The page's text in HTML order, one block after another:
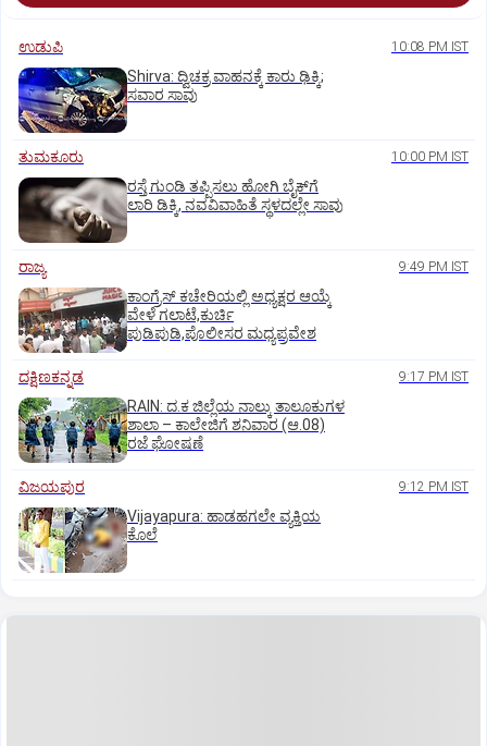
ಉಡುಪಿ 10:08 PM IST
Shirva: ದ್ವಿಚಕ್ರ ವಾಹನಕ್ಕೆ ಕಾರು ಢಿಕ್ಕಿ;
ಸವಾರ ಸಾವು
ತುಮಕೂರು 10:00 PM IST
ರಸ್ತೆ ಗುಂಡಿ ತಪ್ಪಿಸಲು ಹೋಗಿ ಬೈಕ್‌ಗೆ
ಲಾರಿ ಡಿಕ್ಕಿ, ನವವಿವಾಹಿತೆ ಸ್ಥಳದಲ್ಲೇ ಸಾವು
ರಾಜ್ಯ 9:49 PM IST
ಕಾಂಗ್ರೆಸ್ ಕಚೇರಿಯಲ್ಲಿ ಅಧ್ಯಕ್ಷರ ಆಯ್ಕೆ
ವೇಳೆ ಗಲಾಟೆ,ಕುರ್ಚಿ
ಪುಡಿಪುಡಿ,ಪೊಲೀಸರ ಮಧ್ಯಪ್ರವೇಶ
ದಕ್ಷಿಣಕನ್ನಡ 9:17 PM IST
RAIN: ದ.ಕ ಜಿಲ್ಲೆಯ ನಾಲ್ಕು ತಾಲೂಕುಗಳ
ಶಾಲಾ – ಕಾಲೇಜಿಗೆ ಶನಿವಾರ (ಆ.08)
ರಜೆ ಘೋಷಣೆ
ವಿಜಯಪುರ 9:12 PM IST
Vijayapura: ಹಾಡಹಗಲೇ ವ್ಯಕ್ತಿಯ
ಕೊಲೆ